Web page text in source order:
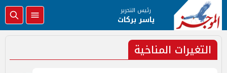
رئيس التحرير
ياسر بركات
التغيرات المناخية